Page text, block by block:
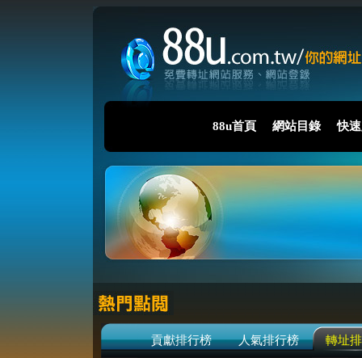
88u首頁 網站目錄 快
貢獻排行榜 人氣排行榜 轉址